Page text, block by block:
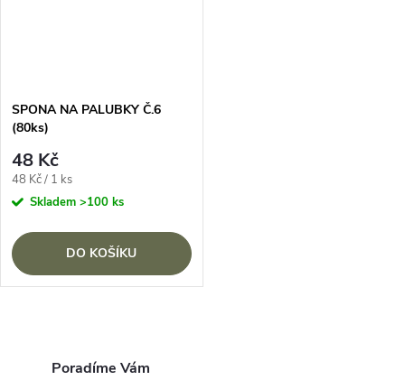
SPONA NA PALUBKY Č.6
(80ks)
48 Kč
Měrná
cena:
48 Kč / 1 ks
Skladem >100 ks
DO KOŠÍKU
Poradíme Vám